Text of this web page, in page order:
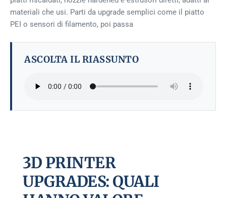
materiali che usi. Parti da upgrade semplici come il piatto
PEI o sensori di filamento, poi passa
ASCOLTA IL RIASSUNTO
3D PRINTER
UPGRADES: QUALI